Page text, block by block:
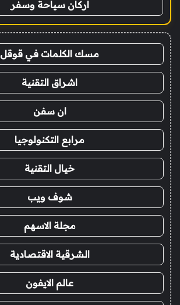
اركان سياحة وسفر
مسك الكلمات في قوقل
اشراق التقنية
ان سفن
مرابع التكنولوجيا
خيال التقنية
شوف ويب
مجلة الاسهم
الشرقية الاقتصادية
عالم الايفون